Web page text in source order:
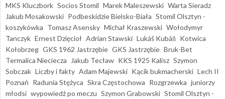
MKS Kluczbork Socios Stomil Marek Maleszewski Warta Sieradz
Jakub Mosakowski Podbeskidzie Bielsko-Biała Stomil Olsztyn -
koszykówka Tomasz Asensky Michał Kraszewski Wołodymyr
Tanczyk Ernest Dzięcioł Adrian Stawski Lukáš Kubáň Kotwica
Kołobrzeg GKS 1962 Jastrzębie GKS Jastrzębie Bruk-Bet
Termalica Nieciecza
Jakub Tecław KKS 1925 Kalisz Szymon
Sobczak Liczby i fakty Adam Majewski Kącik bukmacherski Lech II
Poznań Radunia Stężyca Skra Częstochowa Rozgrzewka juniorzy
młodsi wypowiedź po meczu Szymon Grabowski Stomil Olsztyn -